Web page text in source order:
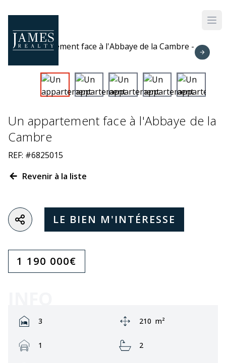
Un appartement face à l'Abbaye de la
Cambre
REF: #6825015
Revenir à la liste
LE BIEN M'INTÉRESSE
1 190 000€
Rooms:
3 Zone:
210 m²
Garage:
1 Bathrooms:
2